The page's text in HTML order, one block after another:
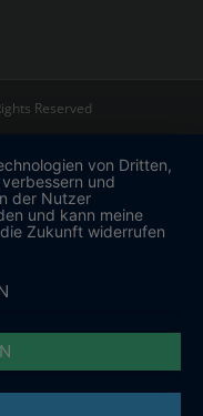
Reserved
von Dritten,
und
der Nutzer
und kann meine
Zukunft widerrufen